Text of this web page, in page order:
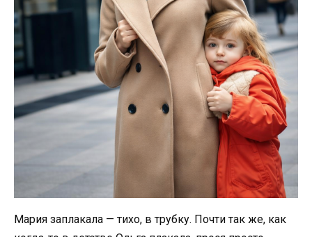
Мария заплакала — тихо, в трубку. Почти так же, как